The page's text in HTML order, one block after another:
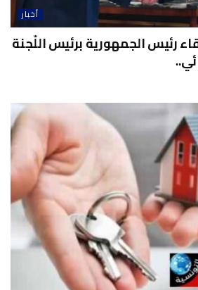
أخبار
رئيس الجمهورية برئيس اللّجنة